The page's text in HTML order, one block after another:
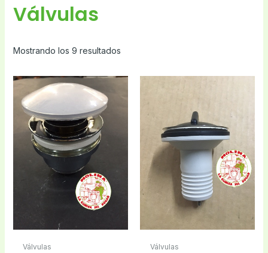
Válvulas
Mostrando los 9 resultados
Válvulas Válvulas